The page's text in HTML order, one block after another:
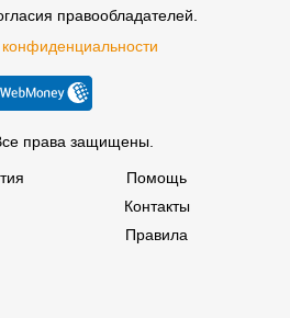
правообладателей.
права защищены.
Помощь
Контакты
Правила